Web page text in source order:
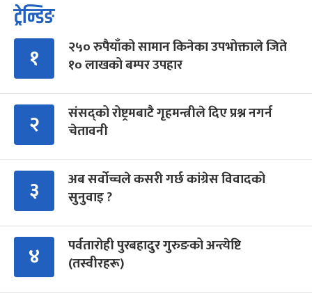
ट्रेन्डिङ
१
२५० रुपैयाँको सामान किनेका उपभोक्ताले जिते
१० लाखको बम्पर उपहार
२
संसद्को रोष्ट्रमबाटै गृहमन्त्रीले दिए प्रश्न नगर्न
चेतावनी
३
अब सर्वोच्चले कसरी गर्छ कांग्रेस विवादको
सुनुवाइ ?
४
पर्वतारोही पुरबहादुर गुरुङको अन्त्येष्टि
(तस्वीरहरू)